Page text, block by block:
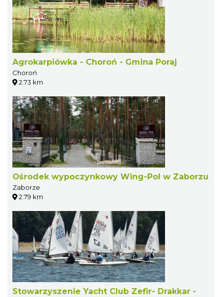
Agrokarpiówka - Choroń - Gmina Poraj
Choroń
2.73 km
Ośrodek wypoczynkowy Wing-Pol w Zaborzu
Zaborze
2.79 km
Stowarzyszenie Yacht Club Zefir- Drakkar -